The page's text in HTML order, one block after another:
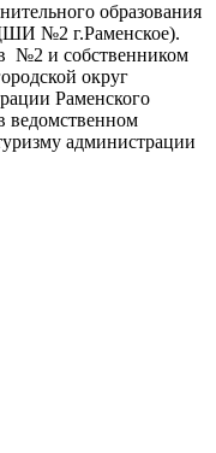
образования
№2 г.Раменское).
№2 и собственником
округ
Раменского
ведомственном
администрации